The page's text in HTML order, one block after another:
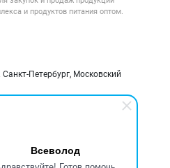
Всеволод
и продуктов питания оптом.
Петербург, Московский
персональных данных
о компаниях
объявлений